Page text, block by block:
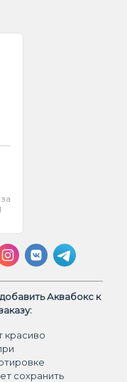
Аквабокс к
красиво
сохранить